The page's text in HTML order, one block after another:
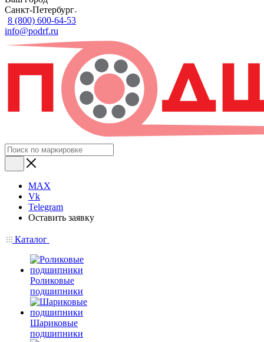
Санкт-Петербург
8 (800) 600-64-53
info@podrf.ru
MAX
Vk
Telegram
Оставить заявку
Каталог
Роликовые
подшипники
Шариковые
подшипники